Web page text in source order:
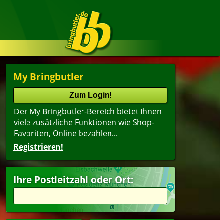
My Bringbutler
Der My Bringbutler-Bereich bietet Ihnen
viele zusätzliche Funktionen wie Shop-
Favoriten, Online bezahlen...
Registrieren!
Ihre Postleitzahl oder Ort: